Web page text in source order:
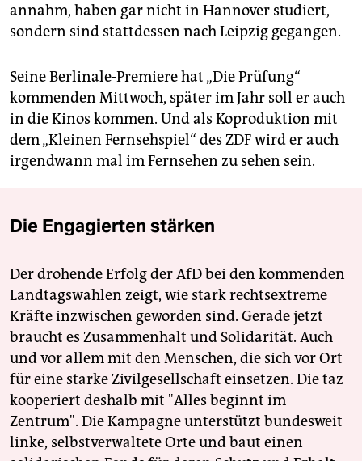
annahm, haben gar nicht in Hannover studiert,
sondern sind stattdessen nach Leipzig gegangen.
Seine Berlinale-Premiere hat „Die Prüfung“
kommenden Mittwoch, später im Jahr soll er auch
in die Kinos kommen. Und als Koproduktion mit
dem „Kleinen Fernsehspiel“ des ZDF wird er auch
irgendwann mal im Fernsehen zu sehen sein.
Die Engagierten stärken
Der drohende Erfolg der AfD bei den kommenden
Landtagswahlen zeigt, wie stark rechtsextreme
Kräfte inzwischen geworden sind. Gerade jetzt
braucht es Zusammenhalt und Solidarität. Auch
und vor allem mit den Menschen, die sich vor Ort
für eine starke Zivilgesellschaft einsetzen. Die taz
kooperiert deshalb mit "Alles beginnt im
Zentrum". Die Kampagne unterstützt bundesweit
linke, selbstverwaltete Orte und baut einen